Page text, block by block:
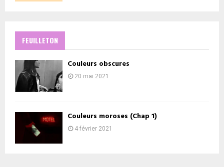
FEUILLETON
Couleurs obscures
20 mai 2021
Couleurs moroses (Chap 1)
4 février 2021